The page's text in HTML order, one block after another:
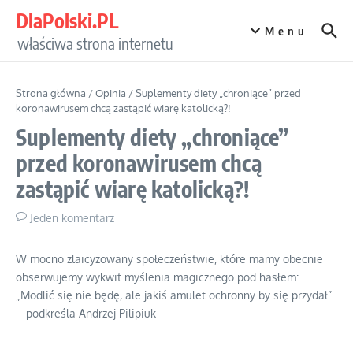
DlaPolski.PL
właściwa strona internetu
Menu
Strona główna /Opinia /Suplementy diety „chroniące” przed
koronawirusem chcą zastąpić wiarę katolicką?!
Suplementy diety „chroniące”
przed koronawirusem chcą
zastąpić wiarę katolicką?!
Jeden komentarz
W mocno zlaicyzowany społeczeństwie, które mamy obecnie
obserwujemy wykwit myślenia magicznego pod hasłem:
„Modlić się nie będę, ale jakiś amulet ochronny by się przydał”
– podkreśla Andrzej Pilipiuk